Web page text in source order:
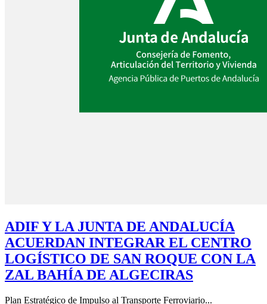
ADIF Y LA JUNTA DE ANDALUCÍA
ACUERDAN INTEGRAR EL CENTRO
LOGÍSTICO DE SAN ROQUE CON LA
ZAL BAHÍA DE ALGECIRAS
Plan Estratégico de Impulso al Transporte Ferroviario...